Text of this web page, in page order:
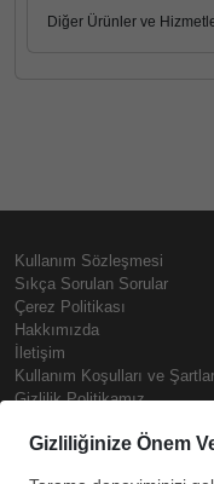
Diğer Ürünler ve
Kullanım Sözleşmesi
Sıkça Sorulan Sorular
Çerez Politikası
Hakkımızda
İletişim
Kullanım Koşulları ve Şartlar
Gizlilik Politikamız
Prime